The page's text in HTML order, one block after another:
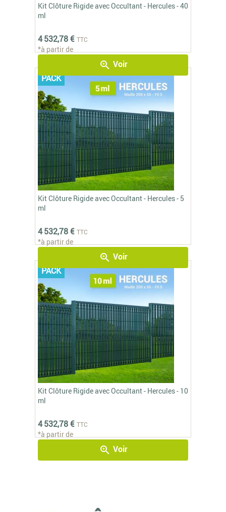
Kit Clôture Rigide avec Occultant - Hercules - 40
ml
4 532,78 € TTC
*à partir de
zoom_in Voir
Kit Clôture Rigide avec Occultant - Hercules - 5
ml
4 532,78 € TTC
*à partir de
zoom_in Voir
PACK
Kit Clôture Rigide avec Occultant - Hercules - 10
ml
4 532,78 € TTC
*à partir de
zoom_in Voir
PACK